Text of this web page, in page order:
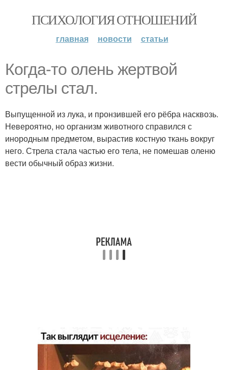
ПСИХОЛОГИЯ ОТНОШЕНИЙ
главная новости статьи
Когда-то олень жертвой
стрелы стал.
Выпущенной из лука, и пронзившей его рёбра насквозь.
Невероятно, но организм животного справился с
инородным предметом, вырастив костную ткань вокруг
него. Стрела стала частью его тела, не помешав оленю
вести обычный образ жизни.